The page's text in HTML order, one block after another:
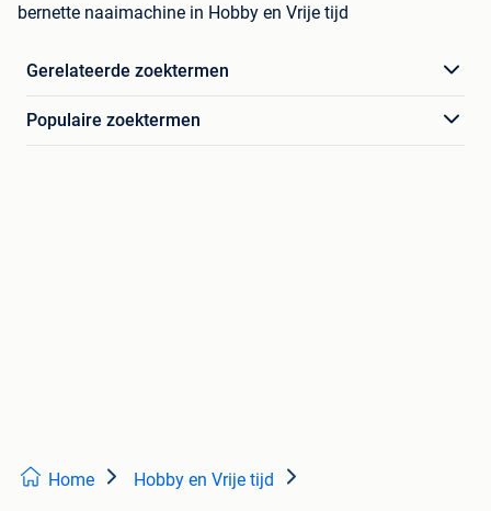
bernette naaimachine in Hobby en Vrije tijd
Gerelateerde zoektermen
Populaire zoektermen
Home Hobby en Vrije tijd